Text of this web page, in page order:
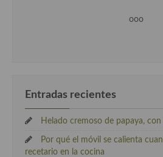
ooo
Entradas recientes
Helado cremoso de papaya,
Por qué el móvil se calienta
recetario en la cocina